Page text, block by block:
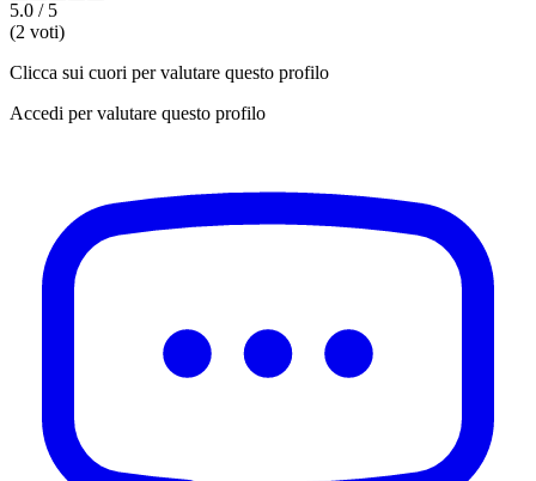
5.0 / 5
(2 voti)
Clicca sui cuori per valutare questo profilo
Accedi per valutare questo profilo